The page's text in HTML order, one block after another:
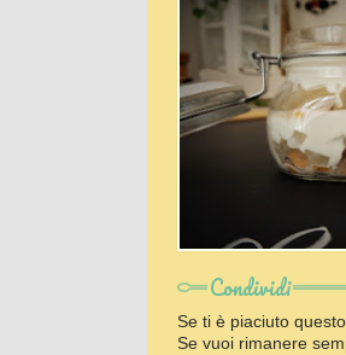
Condividi
Se ti è piaciuto
Se vuoi rimanere